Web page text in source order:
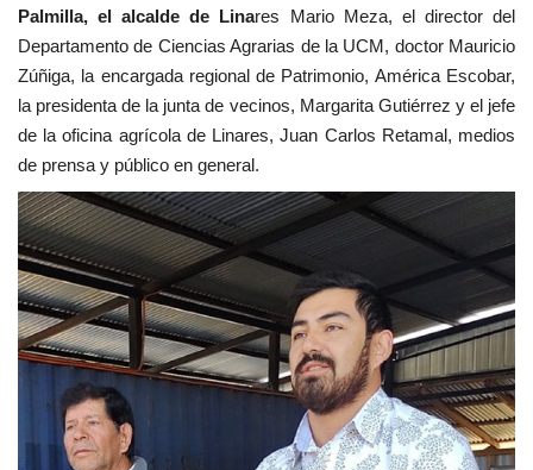
Palmilla, el alcalde de Linares Mario Meza, el director del
Departamento de Ciencias Agrarias de la UCM, doctor Mauricio
Zúñiga, la encargada regional de Patrimonio, América Escobar,
la presidenta de la junta de vecinos, Margarita Gutiérrez y el jefe
de la oficina agrícola de Linares, Juan Carlos Retamal, medios
de prensa y público en general.